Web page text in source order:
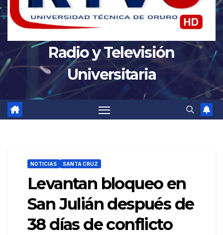
Radio y Televisión
Universitaria
NOTICIAS SANTA CRUZ
Levantan bloqueo en
San Julián después de
38 días de conflicto